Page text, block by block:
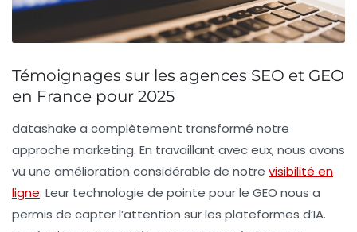
Témoignages sur les agences SEO et GEO
en France pour 2025
datashake a complètement transformé notre
approche marketing. En travaillant avec eux, nous avons
vu une amélioration considérable de notre visibilité en
ligne. Leur technologie de pointe pour le GEO nous a
permis de capter l’attention sur les plateformes d’IA.